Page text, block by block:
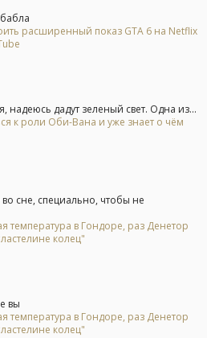
расширенный показ GTA 6 на Netflix
надеюсь дадут зеленый свет. Одна из...
к роли Оби-Вана и уже знает о чём
сне, специально, чтобы не
температура в Гондоре, раз Денетор
колец"
вы
температура в Гондоре, раз Денетор
колец"